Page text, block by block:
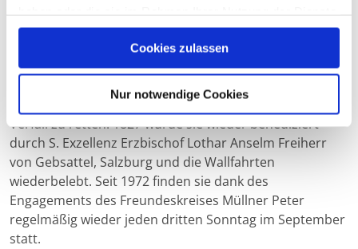
gesammelt haben.
Cookies zulassen
Nur notwendige Cookies
bestaunen sind. Mit ihnen wird es möglich, altes Wissen
zu nutzen, um Neues zu verstehen. Nachdem seine
Ehefrau Marei 1824 bei einem Hochwasser der Prien
ums Leben gekommen ist, kümmerte sich der Müllner
Peter ab 1825 um die Ölbergkapelle, um sie vor dem
Verfall zu retten. 1827 wurde sie wieder benediziert
durch S. Exzellenz Erzbischof Lothar Anselm Freiherr
von Gebsattel, Salzburg und die Wallfahrten
wiederbelebt. Seit 1972 finden sie dank des
Engagements des Freundeskreises Müllner Peter
regelmäßig wieder jeden dritten Sonntag im September
statt.